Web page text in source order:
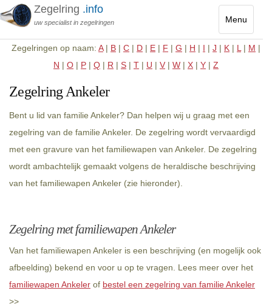
Menu
Toggle
Zegelring .info
uw specialist in zegelringen
Zegelringen op naam: A| B | C | D | E | F | G | H | I | J | K | L | M |
N | O | P | Q | R | S | T | U | V | W | X | Y | Z
Zegelring Ankeler
Bent u lid van familie Ankeler? Dan helpen wij u graag met een
zegelring van de familie Ankeler. De zegelring wordt vervaardigd
met een gravure van het familiewapen van Ankeler. De zegelring
wordt ambachtelijk gemaakt volgens de heraldische beschrijving
van het familiewapen Ankeler (zie hieronder).
Zegelring met familiewapen Ankeler
Van het familiewapen Ankeler is een beschrijving (en mogelijk ook
afbeelding) bekend en voor u op te vragen. Lees meer over het
familiewapen Ankeler of bestel een zegelring van familie Ankeler
>>